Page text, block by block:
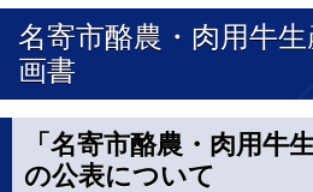
名寄市酪農・肉用牛
画書
「名寄市酪農・肉用牛
の公表について